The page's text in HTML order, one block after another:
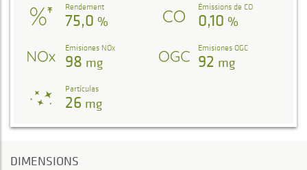
Rendement
75,0 %
Émissions de CO
0,10 %
Emisiones NOx
98 mg
Emisiones OGC
92 mg
Partículas
26 mg
DIMENSIONS